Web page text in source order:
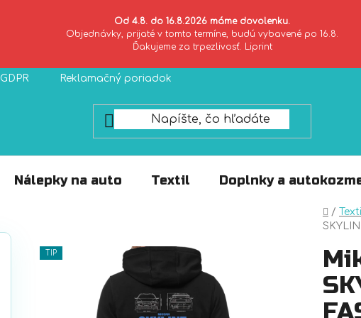
Od 4.8. do 16.8.2026 máme dovolenku.
Objednávky, prijaté v tomto termíne, budú vybavené po 16.8.
Ďakujeme za trpezlivosť. Liprint
GDPR Reklamačný poriadok
Nálepky na auto Textil Doplnky a
/
TIP